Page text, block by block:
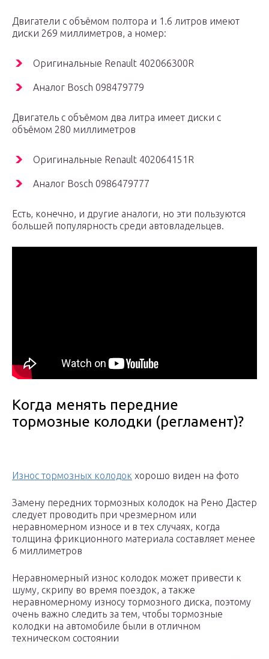
Двигатели с объёмом полтора и 1.6 литров имеют
диски 269 миллиметров, а номер:
Оригинальные Renault 402066300R
Аналог Bosch 098479779
Двигатель с объёмом два литра имеет диски с
объёмом 280 миллиметров
Оригинальные Renault 402064151R
Аналог Bosch 0986479777
Есть, конечно, и другие аналоги, но эти пользуются
большей популярность среди автовладельцев.
Когда менять передние
тормозные колодки (регламент)?
Износ тормозных колодок хорошо виден на фото
Замену передних тормозных колодок на Рено Дастер
следует проводить при чрезмерном или
неравномерном износе и в тех случаях, когда
толщина фрикционного материала составляет менее
6 миллиметров
Неравномерный износ колодок может привести к
шуму, скрипу во время поездок, а также
неравномерному износу тормозного диска, поэтому
очень важно следить за тем, чтобы тормозные
колодки на автомобиле были в отличном
техническом состоянии